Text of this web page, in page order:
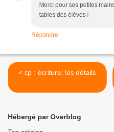
Merci pour ses petites
tables des élèves !
Répondre
< cp : écriture: les détails
Hébergé par Overblog